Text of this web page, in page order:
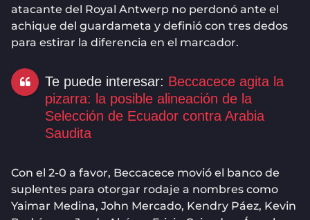
atacante del Royal Antwerp no perdonó ante el
achique del guardameta y definió con tres dedos
para estirar la diferencia en el marcador.
Te puede interesar: Beccacece agita la
pizarra: la posible alineación de la
Selección de Ecuador contra Arabia
Saudita
Con el 2-0 a favor, Beccacece movió el banco de
suplentes para otorgar rodaje a nombres como
Yaimar Medina, John Mercado, Kendry Páez, Kevin